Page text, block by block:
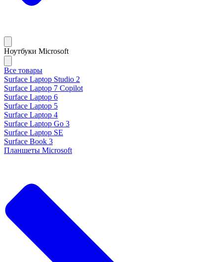
Ноутбуки Microsoft
Все товары
Surface Laptop Studio 2
Surface Laptop 7 Copilot
Surface Laptop 6
Surface Laptop 5
Surface Laptop 4
Surface Laptop Go 3
Surface Laptop SE
Surface Book 3
Планшеты Microsoft